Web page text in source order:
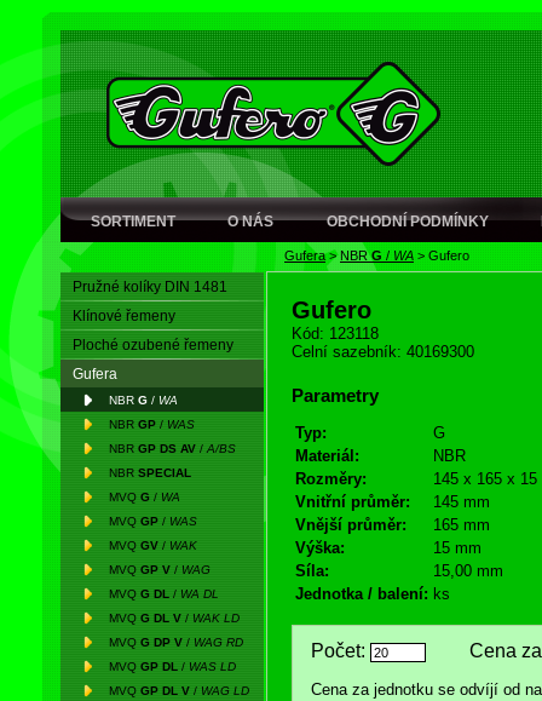
SORTIMENT O NÁS OBCHODNÍ PODMÍNKY
Gufera> NBRG / WA > Gufero
Pružné kolíky DIN 1481
Klínové řemeny
Ploché ozubené řemeny
Gufera
NBR G / WA
NBR GP / WAS
NBR GP DS AV / A/BS
NBR SPECIAL
MVQ G / WA
MVQ GP / WAS
MVQ GV / WAK
MVQ GP V / WAG
MVQ G DL / WA DL
MVQ G DL V / WAK LD
MVQ G DP V / WAG RD
MVQ GP DL / WAS LD
MVQ GP DL V / WAG LD
Gufero
Kód: 123118
Celní sazebník: 40169300
Parametry
Typ:
G
Materiál:
NBR
Rozměry:
145 x 165 x 15
Vnitřní průměr:
145 mm
Vnější průměr:
165 mm
Výška:
15 mm
Síla:
15,00 mm
Jednotka / balení: ks
Počet: Cena za
Cena za jednotku se odvíjí od